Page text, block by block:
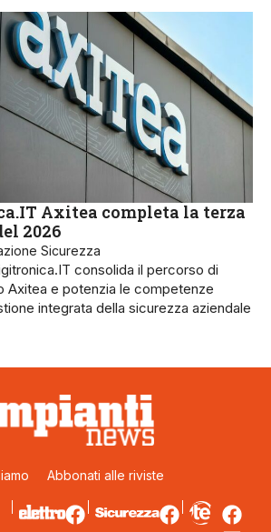
Axitea completa la terza
2026
Sicurezza
consolida il percorso di
Axitea e potenzia le competenze
integrata della sicurezza aziendale
Abbonati alle riviste